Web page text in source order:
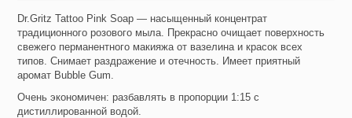
Dr.Gritz Tattoo Pink Soap — насыщенный концентрат
традиционного розового мыла. Прекрасно очищает поверхность
свежего перманентного макияжа от вазелина и красок всех
типов. Снимает раздражение и отечность. Имеет приятный
аромат Bubble Gum.
Очень экономичен: разбавлять в пропорции 1:15 с
дистиллированной водой.